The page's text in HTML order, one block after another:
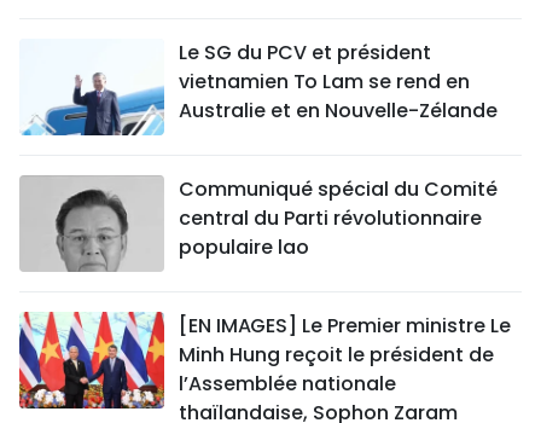
Le SG du PCV et président
vietnamien To Lam se rend en
Australie et en Nouvelle-Zélande
Communiqué spécial du Comité
central du Parti révolutionnaire
populaire lao
[EN IMAGES] Le Premier ministre Le
Minh Hung reçoit le président de
l’Assemblée nationale
thaïlandaise, Sophon Zaram